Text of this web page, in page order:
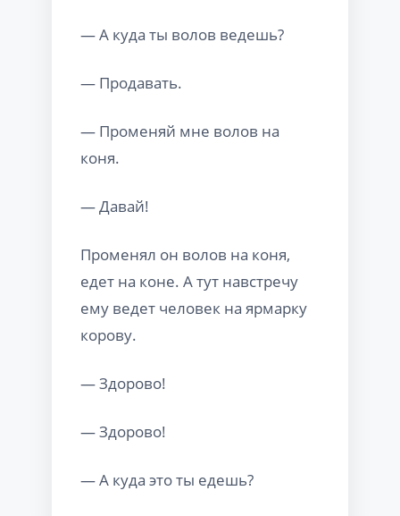
— А куда ты волов ведешь?
— Продавать.
— Променяй мне волов на
коня.
— Давай!
Променял он волов на коня,
едет на коне. А тут навстречу
ему ведет человек на ярмарку
корову.
— Здорово!
— Здорово!
— А куда это ты едешь?